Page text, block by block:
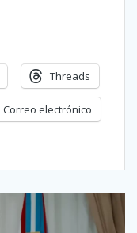
Threads
Correo electrónico